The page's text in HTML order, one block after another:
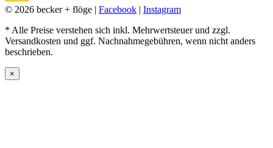
© 2026 becker + flöge | Facebook | Instagram
* Alle Preise verstehen sich inkl. Mehrwertsteuer und zzgl.
Versandkosten und ggf. Nachnahmegebühren, wenn nicht anders
beschrieben.
×